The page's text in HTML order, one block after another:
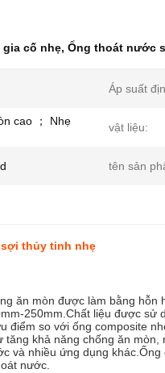
gia cố nhẹ, Ống thoát nước
Áp suất
cao ； Nhẹ
vật liệu:
tên sản
thủy tinh nhẹ
ăn mòn được làm bằng
250mm.Chất liệu được sử
điểm so với ống composite
khả năng chống ăn
nhiều ứng dụng
nước.